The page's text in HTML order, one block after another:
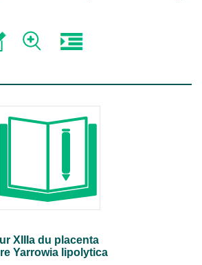
XIIIa du placenta
Yarrowia lipolytica